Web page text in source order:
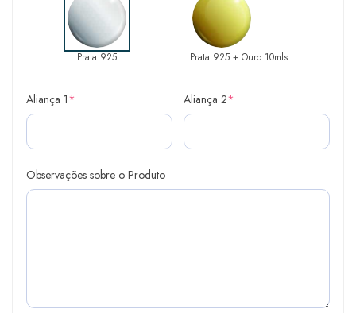
Prata 925 Prata 925 + Ouro 10mls
Aliança 1* Aliança 2*
Observações sobre o Produto